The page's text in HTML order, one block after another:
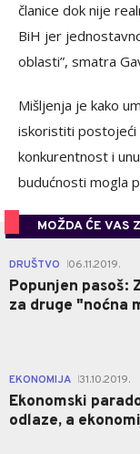
članice dok nije
BiH jer
oblasti”, smatra
Mišljenja je kako
iskoristiti postojeći
konkurentnost i
budućnosti mogla
MOŽDA ĆE VAS
DRUŠTVO 06.11.2019.
Popunjen pasoš:
za druge "noćna
EKONOMIJA 31.10.2019.
Ekonomski
odlaze, a